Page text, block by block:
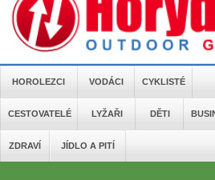
HOROLEZCI VODÁCI CYKLISTÉ
CESTOVATELÉ LYŽAŘI DĚTI
ZDRAVÍ JÍDLO A PITÍ